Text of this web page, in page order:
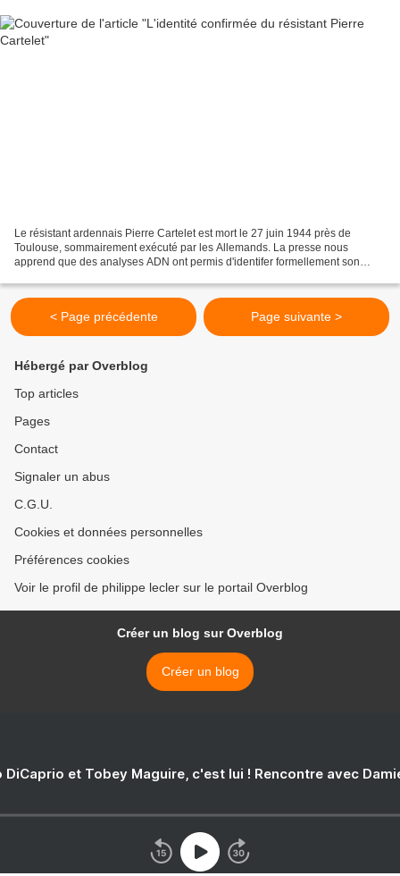
Le résistant ardennais Pierre Cartelet est mort le 27 juin 1944 près de
Toulouse, sommairement exécuté par les Allemands. La presse nous
apprend que des analyses ADN ont permis d'identifer formellement son
< Page précédente Page suivante >
Hébergé par Overblog
Top articles
Pages
Contact
Signaler un abus
C.G.U.
Cookies et données personnelles
Préférences cookies
Voir le profil de philippe lecler sur le portail Overblog
Créer un blog sur Overblog
Créer un blog
DiCaprio et Tobey Maguire, c'est lui ! Rencontre avec